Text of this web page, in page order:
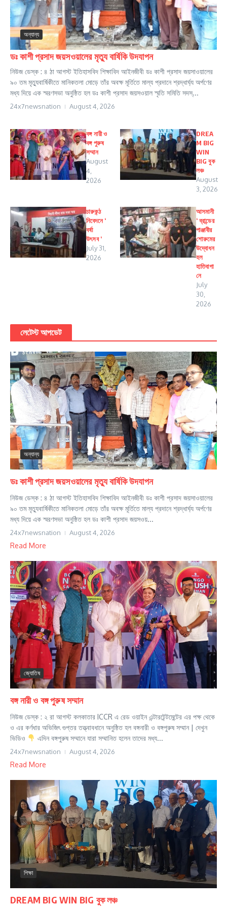
অন্যান্য
ডঃ কাশী প্রসাদ জয়সওয়ালের মৃত্যু বার্ষিকি উদযাপন
নিউজ ডেস্ক : ৪ ঠা আগস্ট ইতিহাসবিদ শিক্ষাবিদ আইনজীবী ডঃ কাশী প্রসাদ জয়সাওয়ালের
৯০ তম মৃত্যুবার্ষিকীতে মানিকতলা মোড়ে তাঁর অবক্ষ মূর্তিতে মাল্য প্রদানে শ্রদ্ধার্ঘ্য অর্পণের
মধ্য দিয়ে এক স্মরণসভা অনুষ্ঠিত হল ডঃ কাশী প্রসাদ জয়সওয়াল স্মৃতি সমিতি সদস্...
24x7newsnation August 4, 2026
বঙ্গ নারী ও
বঙ্গ পুরুষ
সম্মান
August
4,
2026
DREA
M BIG
WIN
BIG বুক
লঞ্চ
August
3, 2026
চারুকন্ঠ
নিবেদনে ‘
বর্ষা
উৎসব ‘
July 31,
2026
আসমানী
‘ ব্রান্ডের
পাঞ্জাবীর
শোরুমের
উদ্বোধন
হল
হাতিবাগা
নে
July
30,
2026
লেটেস্ট আপডেট
অন্যান্য
ডঃ কাশী প্রসাদ জয়সওয়ালের মৃত্যু বার্ষিকি উদযাপন
নিউজ ডেস্ক : ৪ ঠা আগস্ট ইতিহাসবিদ শিক্ষাবিদ আইনজীবী ডঃ কাশী প্রসাদ জয়সাওয়ালের
৯০ তম মৃত্যুবার্ষিকীতে মানিকতলা মোড়ে তাঁর অবক্ষ মূর্তিতে মাল্য প্রদানে শ্রদ্ধার্ঘ্য অর্পণের
মধ্য দিয়ে এক স্মরণসভা অনুষ্ঠিত হল ডঃ কাশী প্রসাদ জয়সওয়...
24x7newsnation August 4, 2026
Read More
জ্যোতিষ
বঙ্গ নারী ও বঙ্গ পুরুষ সম্মান
নিউজ ডেস্ক : ২ রা আগস্ট কলকাতার ICCR এ রেড ওয়াইন এন্টারটেন্টমেন্টের এর পক্ষ থেকে
ও এর কর্ণধার অভিজিৎ গুপ্তর তত্ত্বাবধানে অনুষ্ঠিত হল বঙ্গনারী ও বঙ্গপুরুষ সম্মান | দেখুন
ভিডিও
এদিন বঙ্গপুরুষ সম্মানে যারা সম্মানিত হলেন তাদের মধ্য...
24x7newsnation August 4, 2026
Read More
শিক্ষা
DREAM BIG WIN BIG বুক লঞ্চ